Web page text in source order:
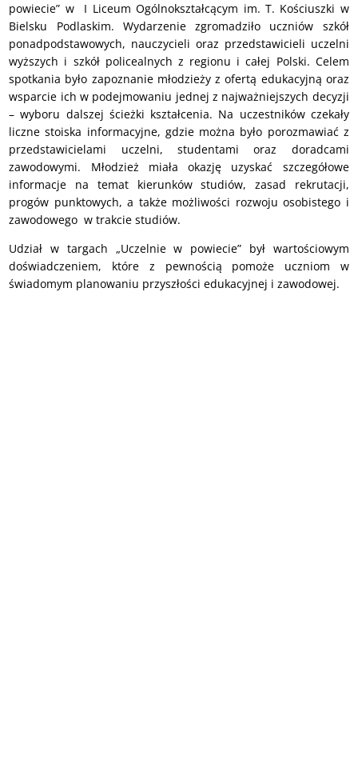
powiecie” w I Liceum Ogólnokształcącym im. T. Kościuszki w
Bielsku Podlaskim. Wydarzenie zgromadziło uczniów szkół
ponadpodstawowych, nauczycieli oraz przedstawicieli uczelni
wyższych i szkół policealnych z regionu i całej Polski. Celem
spotkania było zapoznanie młodzieży z ofertą edukacyjną oraz
wsparcie ich w podejmowaniu jednej z najważniejszych decyzji
– wyboru dalszej ścieżki kształcenia. Na uczestników czekały
liczne stoiska informacyjne, gdzie można było porozmawiać z
przedstawicielami uczelni, studentami oraz doradcami
zawodowymi. Młodzież miała okazję uzyskać szczegółowe
informacje na temat kierunków studiów, zasad rekrutacji,
progów punktowych, a także możliwości rozwoju osobistego i
zawodowego w trakcie studiów.
Udział w targach „Uczelnie w powiecie” był wartościowym
doświadczeniem, które z pewnością pomoże uczniom w
świadomym planowaniu przyszłości edukacyjnej i zawodowej.